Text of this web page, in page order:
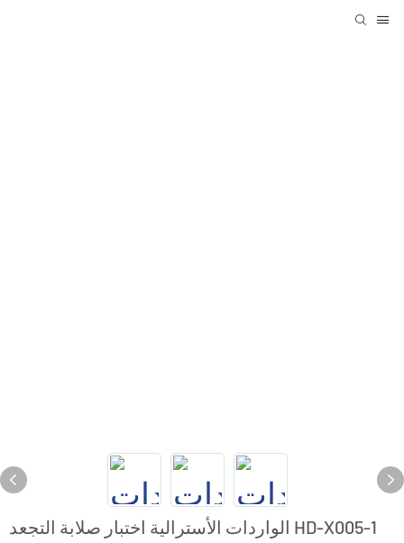
الواردات الأسترالية اختبار صلابة التجعد HD-X005-1